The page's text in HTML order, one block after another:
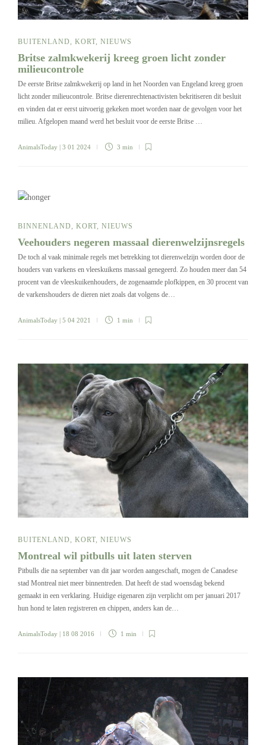
BUITENLAND KORT NIEUWS
Britse zalmkwekerij kreeg groen licht zonder
milieucontrole
De eerste Britse zalmkwekerij op land in het Noorden van Engeland kreeg groen
licht zonder milieucontrole. Britse dierenrechtenactivisten bekritiseren dit besluit
en vinden dat er eerst uitvoerig gekeken moet worden naar de gevolgen voor het
milieu. Afgelopen maand werd het besluit voor de eerste Britse …
AnimalsToday | 3 01 2024 3 min
BINNENLAND, KORT, NIEUWS
Veehouders negeren massaal dierenwelzijnsregels
De toch al vaak minimale regels met betrekking tot dierenwelzijn worden door de
houders van varkens en vleeskuikens massaal genegeerd. Zo houden meer dan 54
procent van de vleeskuikenhouders, de zogenaamde plofkippen, en 30 procent van
de varkenshouders de dieren niet zoals dat volgens de…
AnimalsToday | 5 04 2021 1 min
BUITENLAND, KORT, NIEUWS
Montreal wil pitbulls uit laten sterven
Pitbulls die na september van dit jaar worden aangeschaft, mogen de Canadese
stad Montreal niet meer binnentreden. Dat heeft de stad woensdag bekend
gemaakt in een verklaring. Huidige eigenaren zijn verplicht om per januari 2017
hun hond te laten registreren en chippen, anders kan de…
AnimalsToday | 18 08 2016 1 min